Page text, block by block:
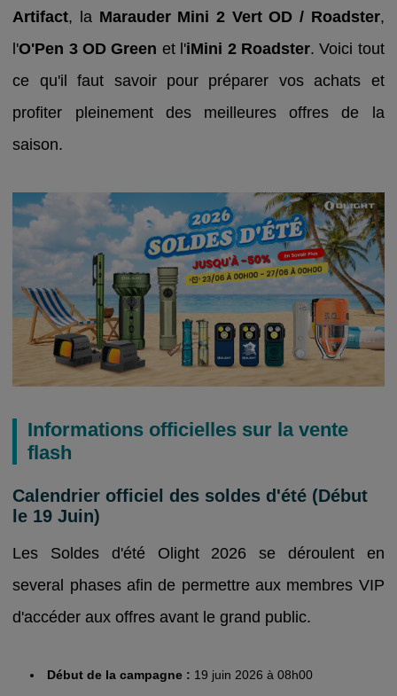
Artifact, la Marauder Mini 2 Vert OD / Roadster,
l'O'Pen 3 OD Green et l'iMini 2 Roadster. Voici tout
ce qu'il faut savoir pour préparer vos achats et
profiter pleinement des meilleures offres de la
saison.
Informations officielles sur la vente
flash
Calendrier officiel des soldes d'été (Début
le 19 Juin)
Les Soldes d'été Olight 2026 se déroulent en
several phases afin de permettre aux membres VIP
d'accéder aux offres avant le grand public.
Début de la campagne : 19 juin 2026 à 08h00